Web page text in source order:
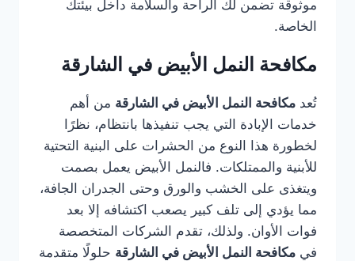
موثوقة تضمن لك الراحة والسلامة داخل بيئتك
الخاصة.
مكافحة النمل الأبيض في الشارقة
تُعد مكافحة النمل الأبيض في الشارقة من أهم
خدمات الإبادة التي يجب تنفيذها بانتظام، نظرًا
لخطورة هذا النوع من الحشرات على البنية التحتية
للأبنية والممتلكات. فالنمل الأبيض يعمل بصمت
ويتغذى على الخشب والورق وحتى الجدران الجافة،
مما يؤدي إلى تلف كبير يصعب اكتشافه إلا بعد
فوات الأوان. ولذلك، تقدم الشركات المتخصصة
في مكافحة النمل الأبيض في الشارقة حلولًا متقدمة